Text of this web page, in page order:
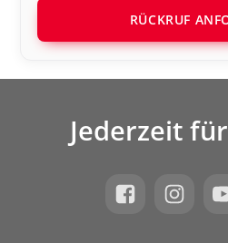
RÜCKRUF
Jederzeit